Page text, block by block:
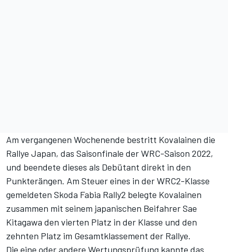
Am vergangenen Wochenende bestritt Kovalainen die
Rallye Japan, das Saisonfinale der WRC-Saison 2022,
und beendete dieses als Debütant direkt in den
Punkterängen. Am Steuer eines in der WRC2-Klasse
gemeldeten Skoda Fabia Rally2 belegte Kovalainen
zusammen mit seinem japanischen Beifahrer Sae
Kitagawa den vierten Platz in der Klasse und den
zehnten Platz im Gesamtklassement der Rallye.
Die eine oder andere Wertungsprüfung kannte das